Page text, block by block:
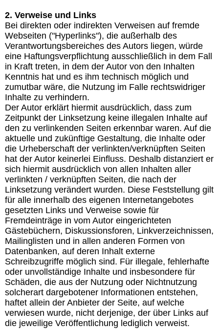
2. Verweise und Links
Bei direkten oder indirekten Verweisen auf fremde
Webseiten ("Hyperlinks"), die außerhalb des
Verantwortungsbereiches des Autors liegen, würde
eine Haftungsverpflichtung ausschließlich in dem Fall
in Kraft treten, in dem der Autor von den Inhalten
Kenntnis hat und es ihm technisch möglich und
zumutbar wäre, die Nutzung im Falle rechtswidriger
Inhalte zu verhindern.
Der Autor erklärt hiermit ausdrücklich, dass zum
Zeitpunkt der Linksetzung keine illegalen Inhalte auf
den zu verlinkenden Seiten erkennbar waren. Auf die
aktuelle und zukünftige Gestaltung, die Inhalte oder
die Urheberschaft der verlinkten/verknüpften Seiten
hat der Autor keinerlei Einfluss. Deshalb distanziert er
sich hiermit ausdrücklich von allen Inhalten aller
verlinkten / verknüpften Seiten, die nach der
Linksetzung verändert wurden. Diese Feststellung gilt
für alle innerhalb des eigenen Internetangebotes
gesetzten Links und Verweise sowie für
Fremdeinträge in vom Autor eingerichteten
Gästebüchern, Diskussionsforen, Linkverzeichnissen,
Mailinglisten und in allen anderen Formen von
Datenbanken, auf deren Inhalt externe
Schreibzugriffe möglich sind. Für illegale, fehlerhafte
oder unvollständige Inhalte und insbesondere für
Schäden, die aus der Nutzung oder Nichtnutzung
solcherart dargebotener Informationen entstehen,
haftet allein der Anbieter der Seite, auf welche
verwiesen wurde, nicht derjenige, der über Links auf
die jeweilige Veröffentlichung lediglich verweist.